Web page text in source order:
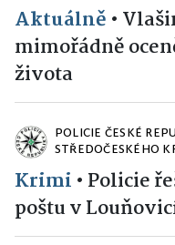
Aktuálně •
mimořádně
života
POLICIE ČESKÉ
STŘEDOČESKÉHO
Krimi • Policie
poštu v